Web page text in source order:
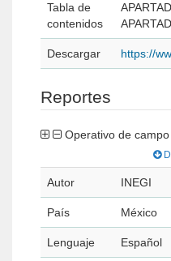
Tabla de
contenidos
Descargar https://
Reportes
Operativo de campo
Autor INEGI
País México
Lenguaje Español